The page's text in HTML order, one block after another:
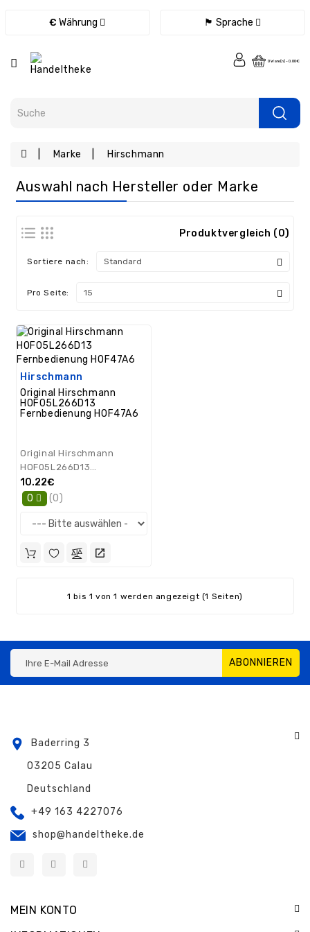
€ Währung 🏴 Sprache
Fernbedienungen
Netzteile
eBook
Handy
GPS
Ersatzteile
PC
Ersatzteile
Sonstiges
0 Ware(n) - 0.00€
Marke Hirschmann
Auswahl nach Hersteller oder Marke
Produktvergleich (0)
Sortiere nach:
Pro Seite:
Hirschmann
Original Hirschmann
HOF05L266D13
Fernbedienung HOF47A6
Original Hirschmann
HOF05L266D13
Fernbedienung HOF47A6..
10.22€
0
(0)
1 bis 1 von 1 werden angezeigt (1 Seiten)
ABONNIEREN
Baderring 3
03205 Calau
Deutschland
+49 163 4227076
shop@handeltheke.de
MEIN KONTO